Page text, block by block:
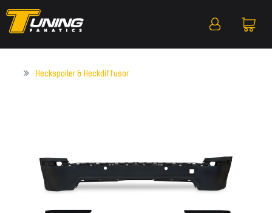
Heckspoiler & Heckdiffusor